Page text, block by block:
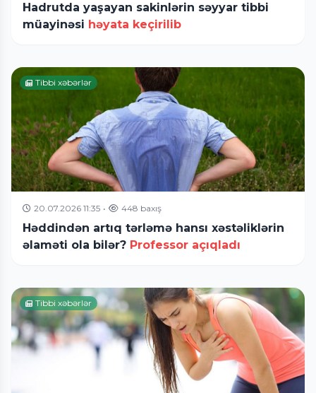
Hadrutda yaşayan sakinlərin səyyar tibbi
müayinəsi həyata keçirilib
Tibbi xəbərlər
20.07.2026 11:35 • 448 baxış
Həddindən artıq tərləmə hansı xəstəliklərin
əlaməti ola bilər? Professor açıqladı
Tibbi xəbərlər